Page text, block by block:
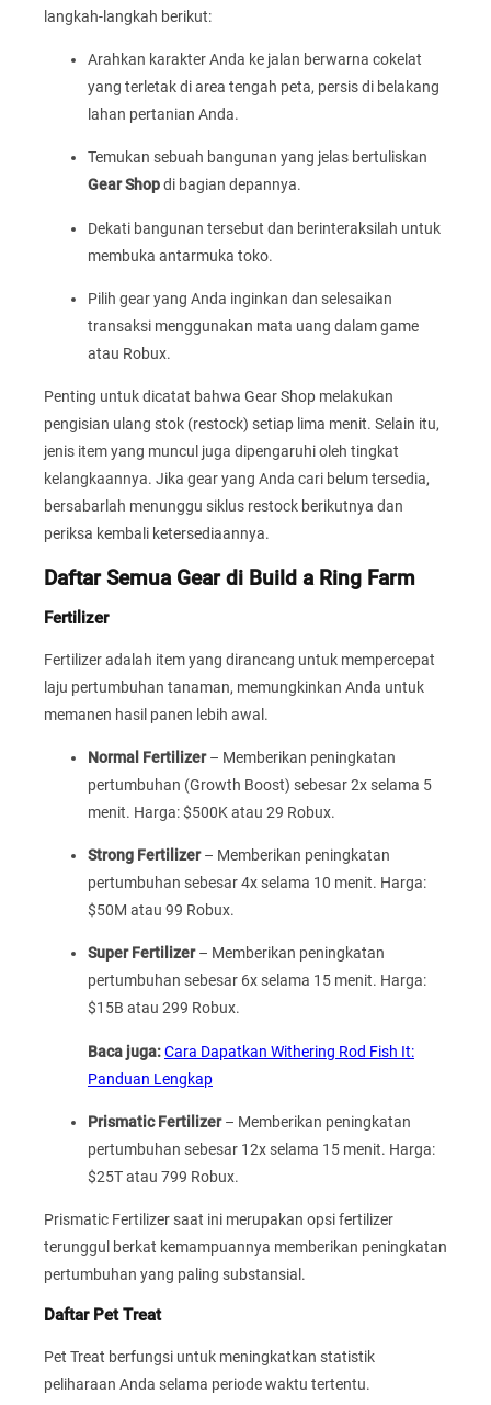
langkah-langkah berikut:
Arahkan karakter Anda ke jalan berwarna cokelat
yang terletak di area tengah peta, persis di belakang
lahan pertanian Anda.
Temukan sebuah bangunan yang jelas bertuliskan
Gear Shopdi bagian depannya.
Dekati bangunan tersebut dan berinteraksilah untuk
membuka antarmuka toko.
Pilih gear yang Anda inginkan dan selesaikan
transaksi menggunakan mata uang dalam game
atau Robux.
Penting untuk dicatat bahwa Gear Shop melakukan
pengisian ulang stok (restock) setiap lima menit. Selain itu,
jenis item yang muncul juga dipengaruhi oleh tingkat
kelangkaannya. Jika gear yang Anda cari belum tersedia,
bersabarlah menunggu siklus restock berikutnya dan
periksa kembali ketersediaannya.
Daftar Semua Gear di Build a Ring Farm
Fertilizer
Fertilizer adalah item yang dirancang untuk mempercepat
laju pertumbuhan tanaman, memungkinkan Anda untuk
memanen hasil panen lebih awal.
Normal Fertilizer– Memberikan peningkatan
pertumbuhan (Growth Boost) sebesar 2x selama 5
menit. Harga: $500K atau 29 Robux.
Strong Fertilizer– Memberikan peningkatan
pertumbuhan sebesar 4x selama 10 menit. Harga:
$50M atau 99 Robux.
Super Fertilizer– Memberikan peningkatan
pertumbuhan sebesar 6x selama 15 menit. Harga:
$15B atau 299 Robux.
Baca juga:Cara Dapatkan Withering Rod Fish It:
Panduan Lengkap
Prismatic Fertilizer– Memberikan peningkatan
pertumbuhan sebesar 12x selama 15 menit. Harga:
$25T atau 799 Robux.
Prismatic Fertilizer saat ini merupakan opsi fertilizer
terunggul berkat kemampuannya memberikan peningkatan
pertumbuhan yang paling substansial.
Daftar Pet Treat
Pet Treat berfungsi untuk meningkatkan statistik
peliharaan Anda selama periode waktu tertentu.